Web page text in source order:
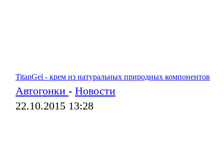
TitanGel - крем из натуральных природных компонентов
Автогонки - Новости
22.10.2015 13:28